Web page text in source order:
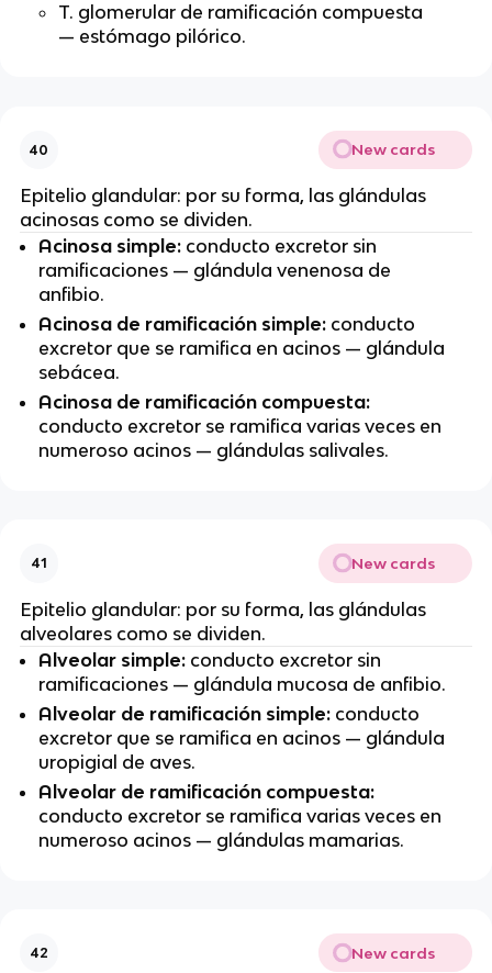
T. glomerular de ramificación compuesta
— estómago pilórico.
40 New cards
Epitelio glandular: por su forma, las glándulas
acinosas como se dividen.
Acinosa simple: conducto excretor sin
ramificaciones — glándula venenosa de
anfibio.
Acinosa de ramificación simple: conducto
excretor que se ramifica en acinos — glándula
sebácea.
Acinosa de ramificación compuesta:
conducto excretor se ramifica varias veces en
numeroso acinos — glándulas salivales.
41 New cards
Epitelio glandular: por su forma, las glándulas
alveolares como se dividen.
Alveolar simple: conducto excretor sin
ramificaciones — glándula mucosa de anfibio.
Alveolar de ramificación simple: conducto
excretor que se ramifica en acinos — glándula
uropigial de aves.
Alveolar de ramificación compuesta:
conducto excretor se ramifica varias veces en
numeroso acinos — glándulas mamarias.
42 New cards